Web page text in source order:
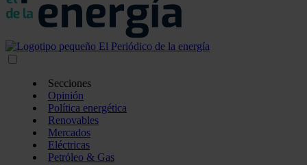
Secciones
Opinión
Política energética
Renovables
Mercados
Eléctricas
Petróleo & Gas